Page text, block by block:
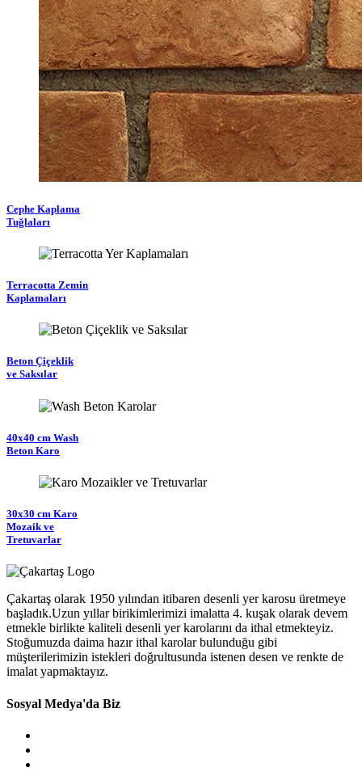
Cephe Kaplama
Tuğlaları
Terracotta Zemin
Kaplamaları
Beton Çiçeklik
ve Saksılar
40x40 cm Wash
Beton Karo
30x30 cm Karo
Mozaik ve
Tretuvarlar
Çakartaş olarak 1950 yılından itibaren desenli yer karosu üretmeye
başladık.Uzun yıllar birikimlerimizi imalatta 4. kuşak olarak devem
etmekle birlikte kaliteli desenli yer karolarını da ithal etmekteyiz.
Stoğumuzda daima hazır ithal karolar bulunduğu gibi
müşterilerimizin istekleri doğrultusunda istenen desen ve renkte de
imalat yapmaktayız.
Sosyal Medya'da Biz